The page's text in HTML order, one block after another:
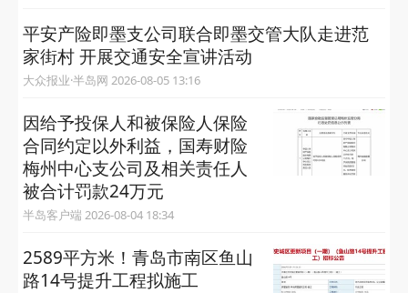
平安产险即墨支公司联合即墨交管大队走进范
家街村 开展交通安全宣讲活动
大众报业·半岛网 2026-08-05 13:16
因给予投保人和被保险人保险
合同约定以外利益，国寿财险
梅州中心支公司及相关责任人
被合计罚款24万元
半岛客户端 2026-08-04 18:34
2589平方米！青岛市南区鱼山
路14号提升工程拟施工